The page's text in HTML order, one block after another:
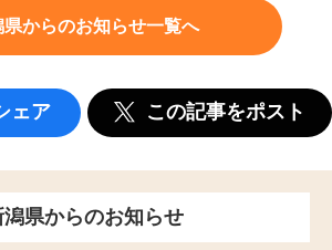
県からのお知らせ一覧へ
ェア この記事をポスト
潟県からのお知らせ